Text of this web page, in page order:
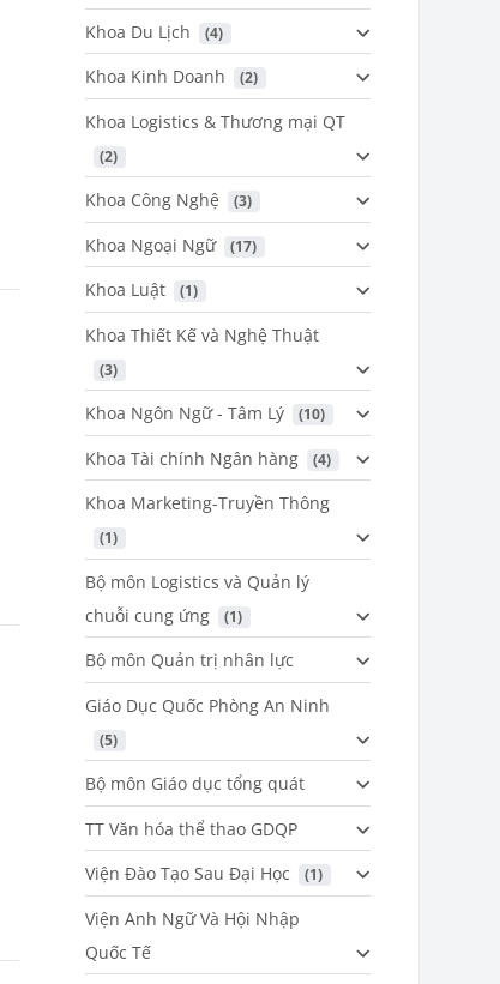
Khoa Du Lịch (4)
Khoa Kinh Doanh (2)
Khoa Logistics & Thương mại QT
(2)
Khoa Công Nghệ (3)
Khoa Ngoại Ngữ (17)
Khoa Luật (1)
Khoa Thiết Kế và Nghệ Thuật
(3)
Khoa Ngôn Ngữ - Tâm Lý (10)
Khoa Tài chính Ngân hàng (4)
Khoa Marketing-Truyền Thông
(1)
Bộ môn Logistics và Quản lý
chuỗi cung ứng
(1)
Bộ môn Quản trị nhân lực
Giáo Dục Quốc Phòng An Ninh
(5)
Bộ môn Giáo dục tổng quát
TT Văn hóa thể thao GDQP
Viện Đào Tạo Sau Đại Học
(1)
Viện Anh Ngữ Và Hội Nhập
Quốc Tế